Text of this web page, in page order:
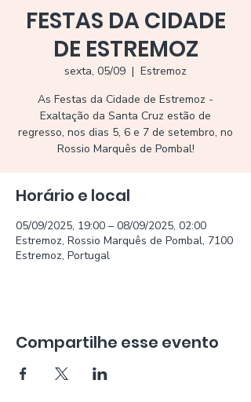
FESTAS DA CIDADE
DE ESTREMOZ
sexta, 05/09
  |
Estremoz
As Festas da Cidade de Estremoz -
Exaltação da Santa Cruz estão de
regresso, nos dias 5, 6 e 7 de setembro, no
Rossio Marquês de Pombal!
Horário e local
05/09/2025, 19:00 – 08/09/2025, 02:00
Estremoz, Rossio Marquês de Pombal, 7100
Estremoz, Portugal
Compartilhe esse evento